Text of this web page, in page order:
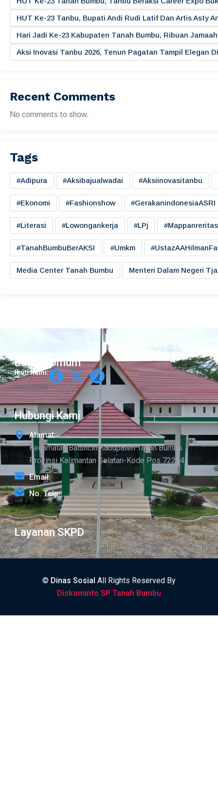
HUT Ke-23 Tanbu, Bupati Andi Rudi Latif Dan Artis Asty
Hari Jadi Ke-23 Kabupaten Tanah Bumbu, Ribuan
Aksi Inovasi Tanbu 2026, Tenun Pagatan Tampil Elegan
Recent Comments
No comments to show.
Tags
#adipura #aksibajualwadai #aksiinovasitanbu
#ekonomi #fashionshow #gerakanindonesiaASRI
#literasi #lowongankerja #LPj
#TanahBumbuBerAKSI #umkm
Media Center Tanah Bumbu Menteri Dalam Negeri
Bagian Umum
Ikuti Kami:
Hubungi Kami
Alamat:
Kecamatan Batulicin Kabupaten Tanah Bumbu
Provinsi Kalimantan Selatan-Kode Pos 72214
Email:
No. Telp:
Layanan SKPD
© Dinas Sosial All Rights Reserved By
Diskominfo SP Tanah Bumbu